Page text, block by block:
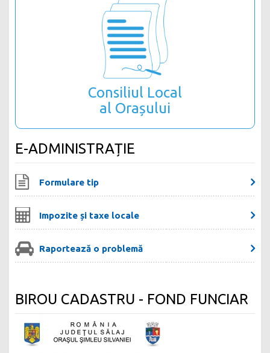
Consiliul Local
al Orașului
E-ADMINISTRAȚIE
Formulare tip
Impozite și taxe locale
Raportează o problemă
BIROU CADASTRU - FOND FUNCIAR